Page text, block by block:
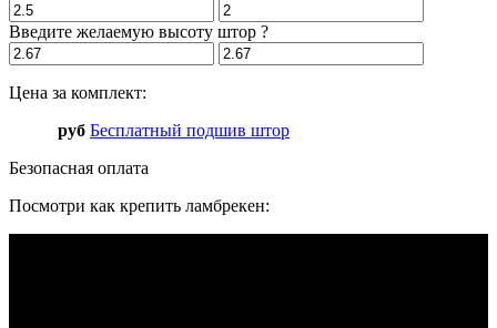
Введите желаемую высоту штор ?
Цена за комплект:
руб Бесплатный подшив штор
Безопасная оплата
Посмотри как крепить ламбрекен: